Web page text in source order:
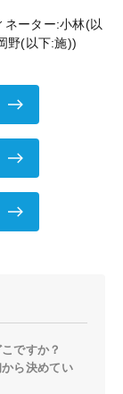
ーター:小林(以
(以下:施))
ですか？
ら決めてい